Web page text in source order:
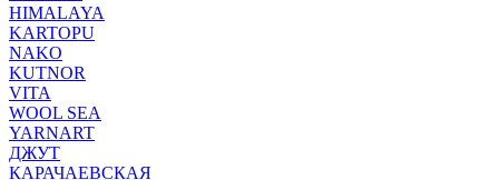
HIMALAYA
KARTOPU
NAKO
KUTNOR
VITA
WOOL SEA
YARNART
ДЖУТ
КАРАЧАЕВСКАЯ